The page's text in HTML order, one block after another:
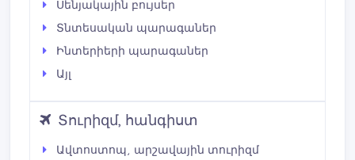
Սենյակային բույսեր
Տնտեսական պարագաներ
Ինտերիերի պարագաներ
Այլ
Տուրիզմ, հանգիստ
Ավտոստոպ, արշավային տուրիզմ